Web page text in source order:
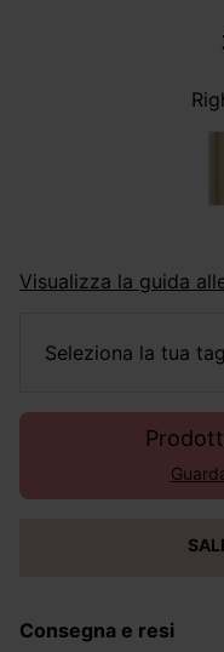
Visualizza la guida
seleziona la tua
Consegna e resi